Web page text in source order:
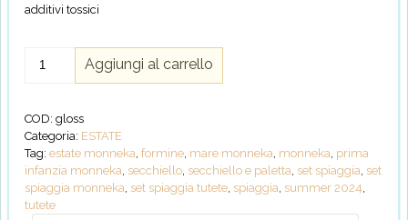
additivi tossici
Spiaggia
Aggiungi al carrello
COD: gloss
Categoria: ESTATE
Tag: estate monneka formine mare monneka monneka prima
infanzia monneka secchiello secchiello e paletta set spiaggia set
spiaggia monneka set spiaggia tutete spiaggia summer 2024
tutete